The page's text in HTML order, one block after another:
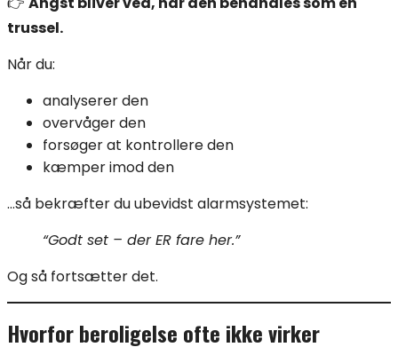
trussel.
Når du:
analyserer den
overvåger den
forsøger at kontrollere den
kæmper imod den
…så bekræfter du ubevidst alarmsystemet:
“Godt set – der ER fare her.”
Og så fortsætter det.
Hvorfor beroligelse ofte ikke virker